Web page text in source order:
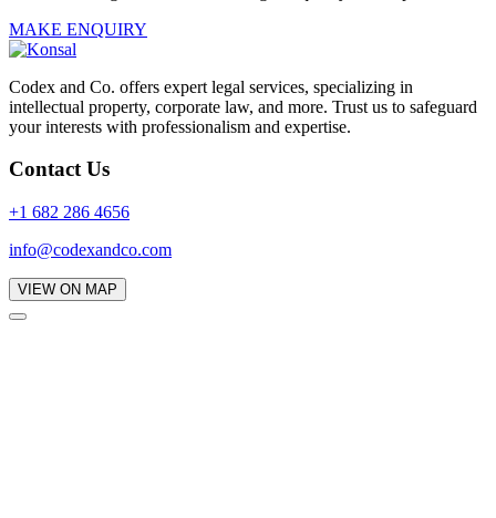
MAKE ENQUIRY
Codex and Co. offers expert legal services, specializing in
intellectual property, corporate law, and more. Trust us to safeguard
your interests with professionalism and expertise.
Contact Us
+1 682 286 4656
info@codexandco.com
VIEW ON MAP